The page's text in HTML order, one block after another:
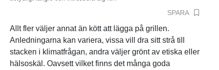
SPARA
Allt fler väljer annat än kött att lägga på grillen.
Anledningarna kan variera, vissa vill dra sitt strå till
stacken i klimatfrågan, andra väljer grönt av etiska eller
hälsoskäl. Oavsett vilket finns det många goda